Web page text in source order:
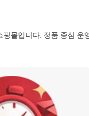
핑몰입니다. 정품 중심 운